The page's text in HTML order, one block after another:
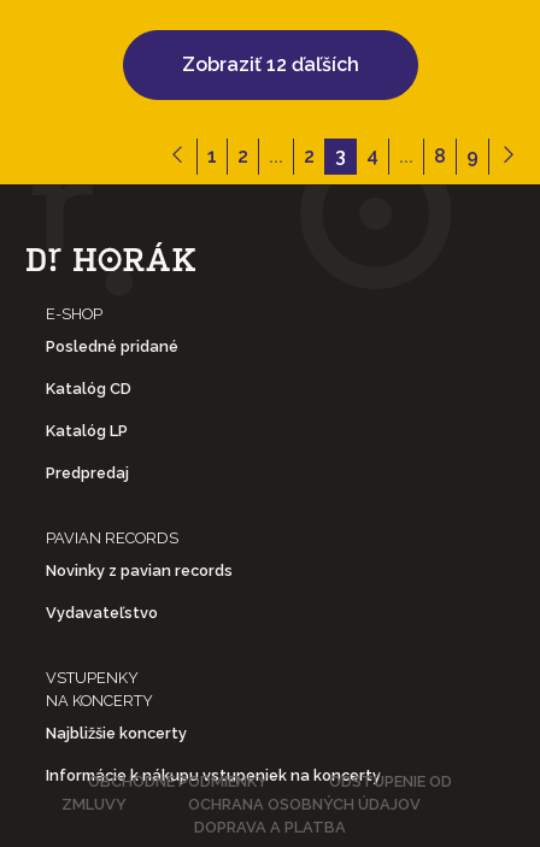
Zobraziť 12 ďaľších
1 2 ... 2 3 4 ... 8 9
E-SHOP
Posledné pridané
Katalóg CD
Katalóg LP
Predpredaj
PAVIAN RECORDS
Novinky z pavian records
Vydavateľstvo
VSTUPENKY
NA KONCERTY
Najbližšie koncerty
Informácie k nákupu vstupeniek na koncerty
OBCHODNÉ PODMIENKY
ODSTÚPENIE OD
ZMLUVY
OCHRANA OSOBNÝCH ÚDAJOV
DOPRAVA A PLATBA